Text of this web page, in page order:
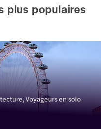
plus populaires
Voyageurs en solo